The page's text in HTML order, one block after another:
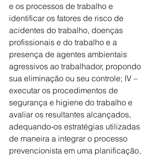
e os processos de trabalho e
identificar os fatores de risco de
acidentes do trabalho, doenças
profissionais e do trabalho e a
presença de agentes ambientais
agressivos ao trabalhador, propondo
sua eliminação ou seu controle; IV –
executar os procedimentos de
segurança e higiene do trabalho e
avaliar os resultantes alcançados,
adequando-os estratégias utilizadas
de maneira a integrar o processo
prevencionista em uma planificação,